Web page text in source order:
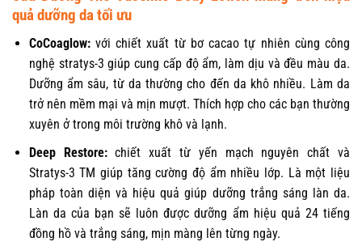
quả dưỡng da tối ưu
CoCoaglow:với chiết xuất từ bơ cacao tự nhiên cùng công
nghệ stratys-3 giúp cung cấp độ ẩm, làm dịu và đều màu da.
Dưỡng ẩm sâu, từ da thường cho đến da khô nhiều. Làm da
trở nên mềm mại và mịn mượt. Thích hợp cho các bạn thường
xuyên ở trong môi trường khô và lạnh.
Deep Restore:chiết xuất từ yến mạch nguyên chất và
Stratys-3 TM giúp tăng cường độ ẩm nhiều lớp. Là một liệu
pháp toàn diện và hiệu quả giúp dưỡng trắng sáng làn da.
Làn da của bạn sẽ luôn được dưỡng ẩm hiệu quả 24 tiếng
đồng hồ và trắng sáng, mịn màng lên từng ngày.